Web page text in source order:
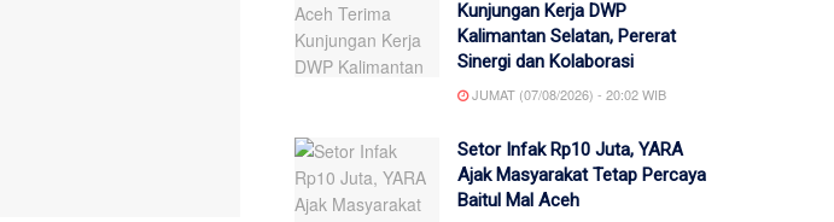
Kunjungan Kerja DWP
Kalimantan Selatan, Pererat
Sinergi dan Kolaborasi
JUMAT (07/08/2026) - 20:02 WIB
Setor Infak Rp10 Juta, YARA
Ajak Masyarakat Tetap Percaya
Baitul Mal Aceh